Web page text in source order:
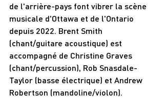
de l'arrière-pays font vibrer la scène
musicale d'Ottawa et de l'Ontario
depuis 2022. Brent Smith
(chant/guitare acoustique) est
accompagné de Christine Graves
(chant/percussion), Rob Snasdale-
Taylor (basse électrique) et Andrew
Robertson (mandoline/violon).